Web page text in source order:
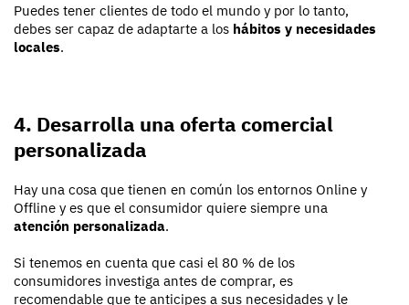
Puedes tener clientes de todo el mundo y por lo tanto,
debes ser capaz de adaptarte a los hábitos y necesidades
locales.
4. Desarrolla una oferta comercial
personalizada
Hay una cosa que tienen en común los entornos Online y
Offline y es que el consumidor quiere siempre una
atención personalizada.
Si tenemos en cuenta que casi el 80 % de los
consumidores investiga antes de comprar, es
recomendable que te anticipes a sus necesidades y le